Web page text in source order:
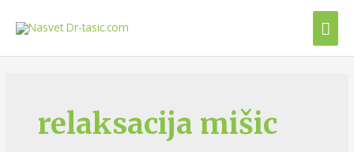
relaksacija mišic